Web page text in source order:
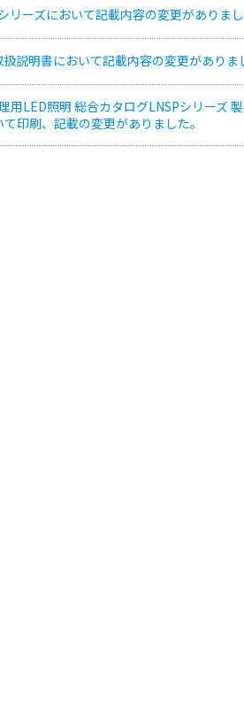
リーズにおいて記載内容の変更がありまし
説明書において記載内容の変更がありま
用LED照明 総合カタログLNSPシリーズ
印刷、記載の変更がありました。